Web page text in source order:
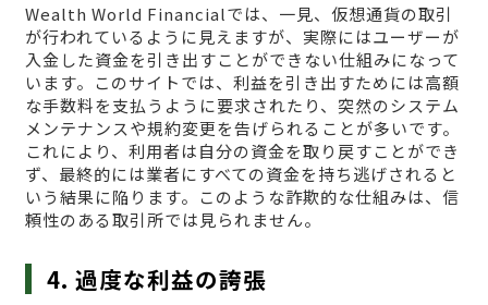
Wealth World Financialでは、一見、仮想通貨の取引
が行われているように見えますが、実際にはユーザーが
入金した資金を引き出すことができない仕組みになって
います。このサイトでは、利益を引き出すためには高額
な手数料を支払うように要求されたり、突然のシステム
メンテナンスや規約変更を告げられることが多いです。
これにより、利用者は自分の資金を取り戻すことができ
ず、最終的には業者にすべての資金を持ち逃げされると
いう結果に陥ります。このような詐欺的な仕組みは、信
頼性のある取引所では見られません。
4. 過度な利益の誇張